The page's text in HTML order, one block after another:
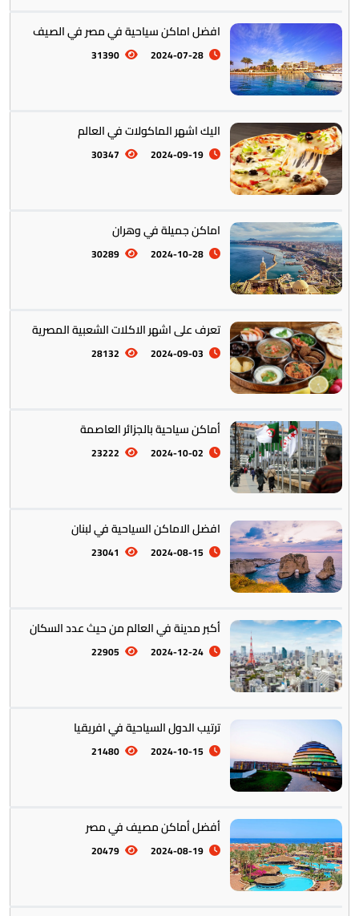
أستراليا || أوقيانوسيا
التراث والتقاليد
المأكولات العالمية
تخطيط الرحلات والتنقل
افضل اماكن سياحية في مصر في الصيف
2024-07-28
31390
اليك اشهر الماكولات في العالم
2024-09-19
30347
اماكن جميلة في وهران
2024-10-28
30289
تعرف على اشهر الاكلات الشعبية المصرية
2024-09-03
28132
أماكن سياحية بالجزائر العاصمة
2024-10-02
23222
افضل الاماكن السياحية في لبنان
2024-08-15
23041
أكبر مدينة في العالم من حيث عدد السكان
2024-12-24
22905
ترتيب الدول السياحية في افريقيا
2024-10-15
21480
أفضل أماكن مصيف في مصر
2024-08-19
20479